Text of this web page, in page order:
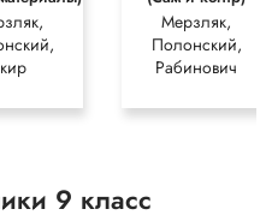
Мерзляк,
Полонский,
Рабинович
9 класс